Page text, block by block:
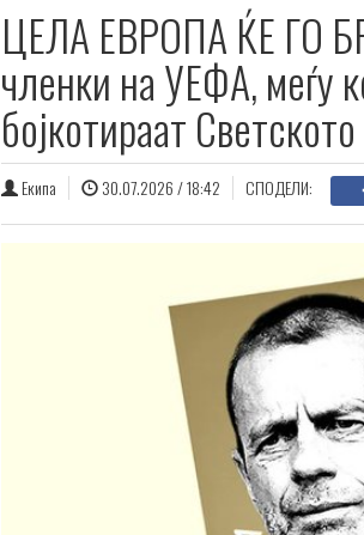
ЦЕЛА ЕВРОПА ЌЕ ГО
членки на УЕФА, меѓу
бојкотираат
Екипа 30.07.2026 / 18:42 СПОДЕЛИ: